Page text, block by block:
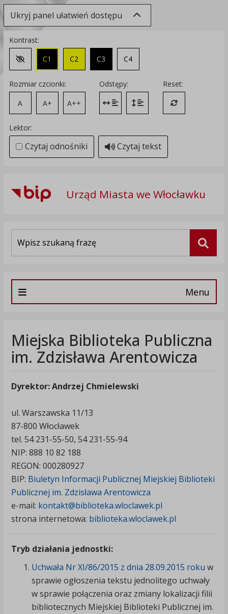
Ukryj panel ułatwień dostępu
Kontrast:
Zmień kontrast na domyślny
C1 C2 C3 C4
Rozmiar czcionki:
A
A+ A++
Odstępy:
Zmień odstęp między literami
Zmień interlinię i margines
Reset:
Przywróć
Lektor:
Czytaj odnośniki Czytaj tekst
Urząd Miasta we Włocławku
Menu
Miejska Biblioteka Publiczna
im. Zdzisława Arentowicza
Dyrektor: Andrzej Chmielewski
ul. Warszawska 11/13
87-800 Włocławek
tel. 54 231-55-50, 54 231-55-94
NIP: 888 10 82 188
REGON: 000280927
BIP: Biuletyn Informacji Publicznej Miejskiej Biblioteki
Publicznej im. Zdzisława Arentowicza
e-mail: kontakt@biblioteka.wloclawek.pl
strona internetowa: biblioteka.wloclawek.pl
Tryb działania jednostki:
Uchwała Nr XI/86/2015 z dnia 28.09.2015 roku w
sprawie ogłoszenia tekstu jednolitego uchwały
w sprawie połączenia oraz zmiany lokalizacji filii
bibliotecznych Miejskiej Biblioteki Publicznej im.